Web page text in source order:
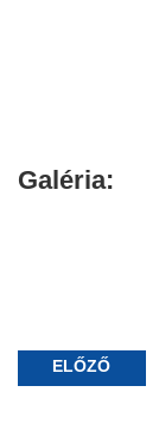
Galéria:
ELŐZŐ